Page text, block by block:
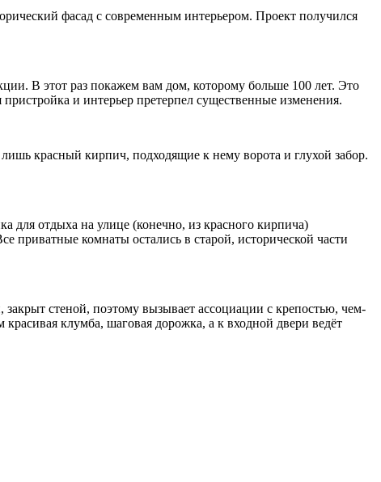
фасад с современным интерьером. Проект получился
В этот раз покажем вам дом, которому больше 100 лет. Это
и интерьер претерпел существенные изменения.
красный кирпич, подходящие к нему ворота и глухой забор.
для отдыха на улице (конечно, из красного кирпича)
приватные комнаты остались в старой, исторической части
стеной, поэтому вызывает ассоциации с крепостью, чем-
клумба, шаговая дорожка, а к входной двери ведёт